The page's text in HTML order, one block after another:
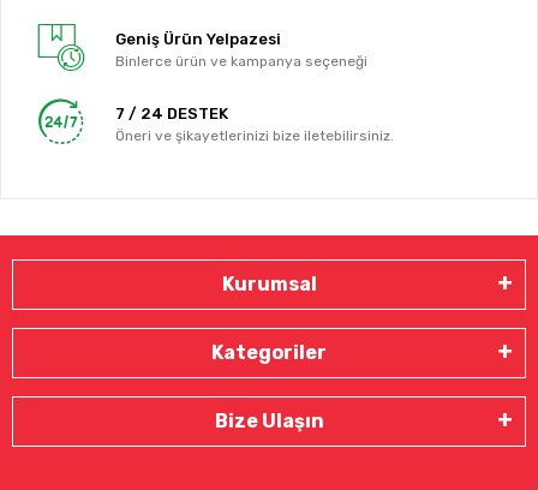
Geniş Ürün Yelpazesi
Binlerce ürün ve kampanya seçeneği
7 / 24 DESTEK
Öneri ve şikayetlerinizi bize iletebilirsiniz.
Kurumsal
Kategoriler
Bize Ulaşın